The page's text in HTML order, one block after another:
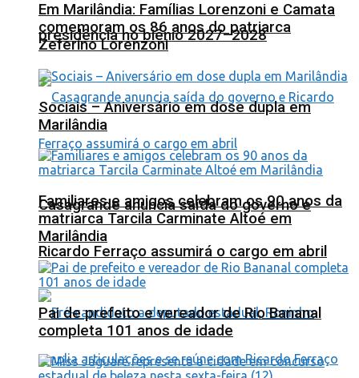
presidência no biênio 2027–2028
Casagrande anuncia saída do governo e
Ricardo Ferraço assumirá o cargo em abril
Em Marilândia: Famílias Lorenzoni e Camata
comemoram os 86 anos do patriarca
Zeferino Lorenzoni
Sociais – Aniversário em dose dupla em
Marilândia
Familiares e amigos celebram os 90 anos da
matriarca Tarcila Carminate Altoé em
Marilândia
Pai de prefeito e vereador de Rio Bananal
completa 101 anos de idade